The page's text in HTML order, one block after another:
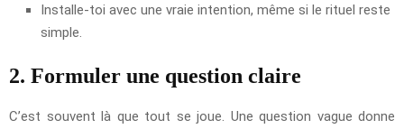
Installe-toi avec une vraie intention, même si le rituel reste
simple.
2. Formuler une question claire
C’est souvent là que tout se joue. Une question vague donne